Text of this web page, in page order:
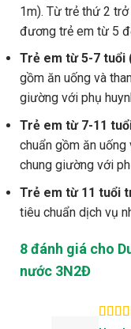
1m). Từ trẻ thứ 2
đương trẻ em từ 5
Trẻ em từ 5-7 tuổi
gồm ăn uống và
giường với phụ
Trẻ em từ 7-11
chuẩn gồm ăn uống
chung giường với
Trẻ em từ 11 tuổi
tiêu chuẩn dịch vụ
8 đánh giá cho
nước 3N2Đ